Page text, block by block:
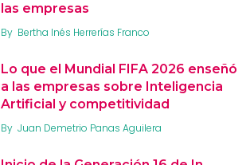
las empresas
By Bertha Inés Herrerías Franco
Lo que el Mundial FIFA 2026 enseñó
a las empresas sobre Inteligencia
Artificial y competitividad
By Juan Demetrio Panas Aguilera